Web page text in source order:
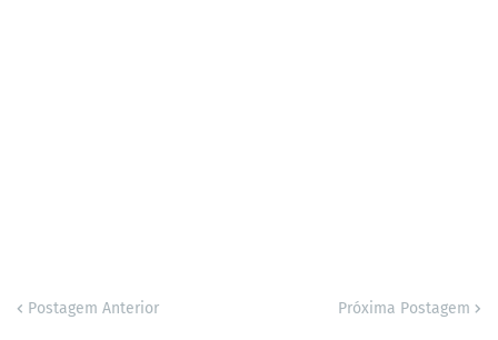
Postagem Anterior Próxima Postagem